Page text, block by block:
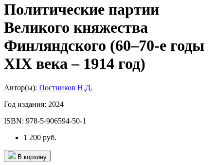
Политические партии
Великого княжества
Финляндского (60–70-е годы
XIX века – 1914 год)
Автор(ы): Постников Н.Д.
Год издания: 2024
ISBN: 978-5-906594-50-1
1 200 руб.
В корзину